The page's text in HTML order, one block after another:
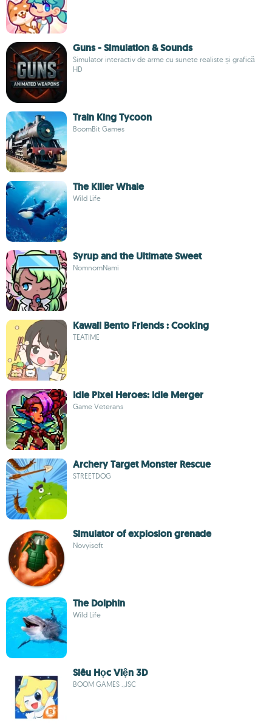
Guns - Simulation & Sounds
Simulator interactiv de arme cu sunete realiste și grafică
HD
Train King Tycoon
BoomBit Games
The Killer Whale
Wild Life
Syrup and the Ultimate Sweet
NomnomNami
Kawaii Bento Friends : Cooking
TEATIME
Idle Pixel Heroes: Idle Merger
Game Veterans
Archery Target Monster Rescue
STREETDOG
Simulator of explosion grenade
Novyisoft
The Dolphin
Wild Life
Siêu Học Viện 3D
BOOM GAMES .,JSC